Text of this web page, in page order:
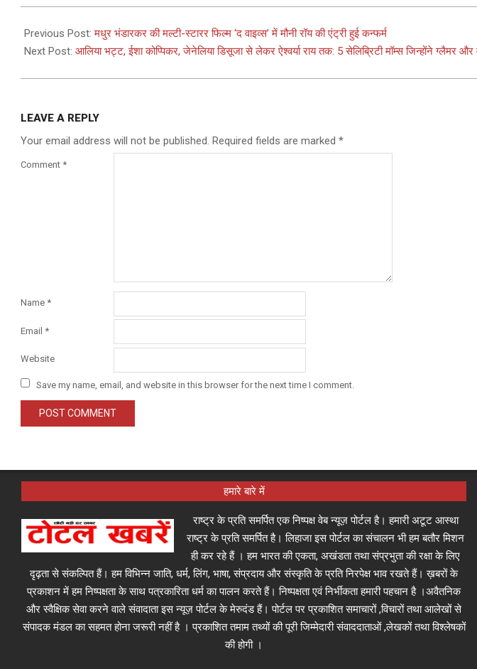
07-
11
Previous Post:मधुर भंडारकर की मल्टी-स्टारर फिल्म ‘द वाइव्स’ में मौनी रॉय की एंट्री हुई कन्फर्म
Next Post: आलिया भट्ट, ईशा कोप्पिकर, जेनेलिया डिसूजा से लेकर ऐश्वर्या राय तक: 5 सेलिब्रिटी मॉम्स जिन्होंने ग्लैमर
LEAVE A REPLY
Your email address will not be published. Required fields are marked *
Comment *
Name *
Email *
Website
Save my name, email, and website in this browser for the next time I comment.
हमारे बारे में
राष्ट्र के प्रति समर्पित एक निष्पक्ष वेब न्यूज़ पोर्टल है। हमारी अटूट आस्था
राष्ट्र के प्रति समर्पित है। लिहाजा इस पोर्टल का संचालन भी हम बतौर मिशन
ही कर रहे हैं । हम भारत की एकता, अखंडता तथा संप्रभुता की रक्षा के लिए
दृढ़ता से संकल्पित हैं। हम विभिन्न जाति, धर्म, लिंग, भाषा, संप्रदाय और संस्कृति के प्रति निरपेक्ष भाव रखते हैं। ख़बरों के
प्रकाशन में हम निष्पक्षता के साथ पत्रकारिता धर्म का पालन करते हैं। निष्पक्षता एवं निर्भीकता हमारी पहचान है ।अवैतनिक
और स्वैक्षिक सेवा करने वाले संवादाता इस न्यूज़ पोर्टल के मेरुदंड हैं। पोर्टल पर प्रकाशित समाचारों ,विचारों तथा आलेखों से
संपादक मंडल का सहमत होना जरूरी नहीं है । प्रकाशित तमाम तथ्यों की पूरी जिम्मेदारी संवाददाताओं ,लेखकों तथा विश्लेषकों
की होगी ।